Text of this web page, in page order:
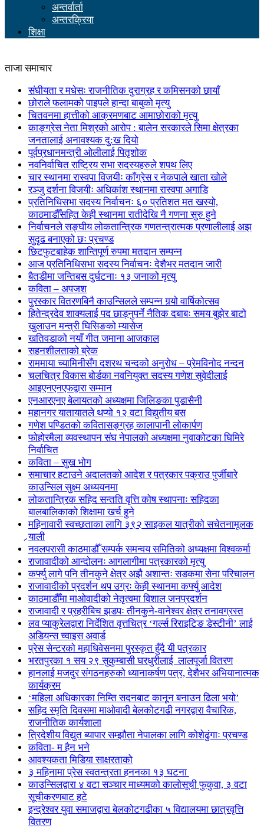
अन्तर्वार्ता
अन्तरक्रिया
शिक्षा
ताजा समाचार
संघीयता र मधेसः राजनीतिक दुराग्रह र कमिसनको छायाँ
छोराले फलामको पाइपले हान्दा बाबुको मृत्यु
चितवनमा हात्तीको आक्रमणबाट आमाछोराको मृत्यु
काङ्ग्रेस नेता मिश्रको आरोप : बालेन सरकारले सिमा क्षेत्रका
जनतालाई अनावश्यक दु:ख दियो
पूर्वप्रधानमन्त्री ओलीलाई पितृशोक
नवनिर्वाचित राष्ट्रिय सभा सदस्यहरुले शपथ लिए
चार स्थानमा रास्वपा विजयीः काँग्रेस र नेकपाले खाता खोले
रञ्जु दर्शना विजयीः अधिकांश स्थानमा रास्वपा अगाडि
प्रतिनिधिसभा सदस्य निर्वाचनः ६० प्रतिशत मत खस्यो,
काठमाडौँसहित केही स्थानमा रातीदेखि नै गणना सुरु हुने
निर्वाचनले सङ्घीय लोकतान्त्रिक गणतन्त्रात्मक प्रणालीलाई अझ
सुदृढ बनाएको छः प्रचण्ड
छिटफुटबाहेक शान्तिपूर्ण रुपमा मतदान सम्पन्न
आज प्रतिनिधिसभा सदस्य निर्वाचनः देशैभर मतदान जारी
बैतडीमा जन्तिबस दुर्घटनाः १३ जनाको मृत्यु
कविता – अपजश
पुरस्कार वितरणबिनै काउन्सिलले सम्पन्न गर्‍यो वार्षिकोत्सव
हितेन्द्रदेव शाक्यलाई पद छाड्नुपर्ने नैतिक दबाबः समय बुझेर बाटो
खुलाउन मन्त्री घिसिङको म्यासेज
खतिवडाको नयाँ गीत जमाना आजकाल
सहनशीलताको ब्रेक
राममाया च्यामिनीसँग दशरथ चन्दको अनुरोध – प्रेमविनोद नन्दन
चलचित्र विकास बोर्डका नवनियुक्त सदस्य गणेश सुवेदीलाई
आइएनएनएफद्वारा सम्मान
एनआरएनए बेलायतको अध्यक्षमा जिलिङका पुडासैनी
महानगर यातायातले थप्यो १२ वटा विद्युतीय बस
गणेश पण्डितको कवितासङ्ग्रह कालापानी लोकार्पण
फोहोरमैला व्यवस्थापन संघ नेपालको अध्यक्षमा नुवाकोटका घिमिरे
निर्वाचित
कविता – सुख भोग
समाचार हटाउने अदालतको आदेश र पत्रकार पक्राउ पुर्जीबारे
काउन्सिल सुक्ष्म अध्ययनमा
लोकतान्त्रिक सहिद सन्तति वृत्ति कोष स्थापनाः सहिदका
बालबालिकाको शिक्षामा खर्च हुने
महिनावारी स्वच्छताका लागि ३९२ साइकल यात्रीको सचेतनामूलक
र्‍याली
नवलपरासी काठमाडौँ सम्पर्क समन्वय समितिको अध्यक्षमा विश्वकर्मा
राजावादीको आन्दोलनः आगलागीमा पत्रकारको मृत्यु
कर्फ्यु लागे पनि तीनकुने क्षेत्र अझै अशान्तः सडकमा सेना परिचालन
राजावादीको प्रदर्शन थप उग्रः केही स्थानमा कर्फ्यु आदेश
काठमाडौँमा माओवादीको नेतृत्वमा विशाल जनप्रदर्शन
राजावादी र प्रहरीबिच झडपः तीनकुने-वानेश्वर क्षेत्र तनावग्रस्त
लव प्याकुरेलद्वारा निर्देशित वृत्तचित्र ‘गर्ल्स रिराइटिङ डेस्टीनी’ लाई
अडियन्स च्वाइस अवार्ड
प्रेस सेन्टरको महाधिवेसनमा पुरस्कृत हुँदै यी पत्रकार
भरतपुरका १ सय २९ सुकुम्बासी घरधुरीलाई लालपूर्जा वितरण
हानलाई मजदुर संगठनहरुको ध्यानाकर्षण पत्र, देशैभर अभियानात्मक
कार्यक्रम
‘महिला अधिकारका निम्ति सदनबाट कानून बनाउन ढिला भयो’
सहिद स्मृति दिवसमा माओवादी बेलकोटगढी नगरद्वारा वैचारिक,
राजनीतिक कार्यशाला
त्रिदेशीय विद्युत ब्यापार सम्झौता नेपालका लागि कोशेढुंगाः प्रचण्ड
कविता- म हैन भने
आवश्यकता मिडिया साक्षरताको
३ महिनामा प्रेस स्वतन्त्रता हननका १३ घटना
काउन्सिलद्वारा ४ वटा सञ्चार माध्यमको कालोसूची फुकुवा, ३ वटा
सूचीकरणबाट हटे
इन्द्रेश्वर युवा समाजद्वारा बेलकोटगढीका ५ विद्यालयमा छात्रवृत्ति
वितरण